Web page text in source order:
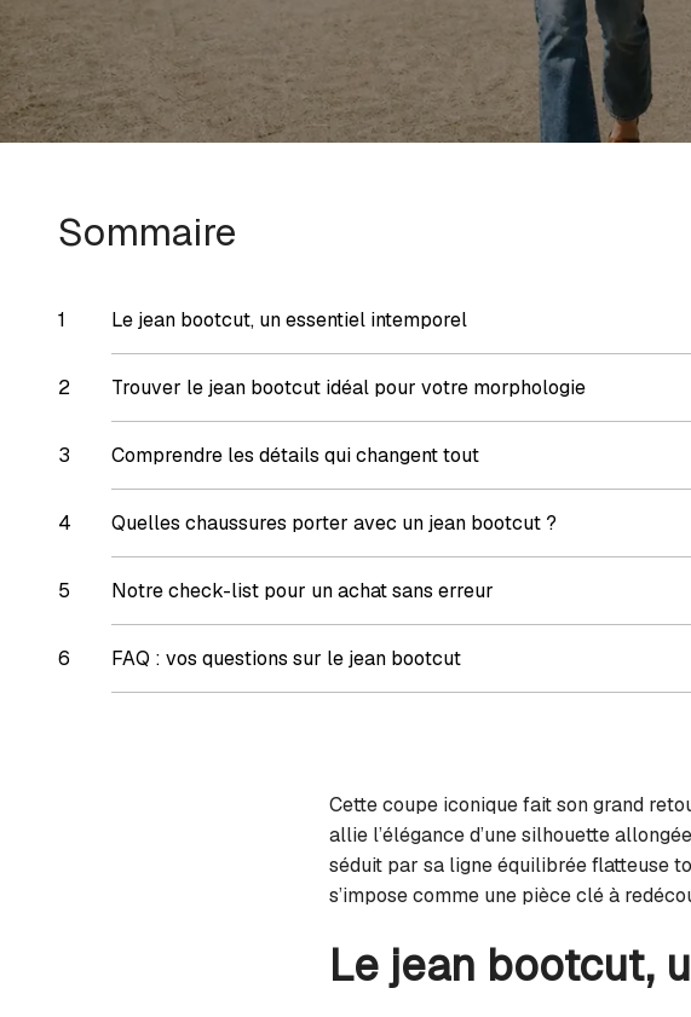
Sommaire
Le jean bootcut, un essentiel intemporel
Trouver le jean bootcut idéal pour votre morphologie
Comprendre les détails qui changent tout
Quelles chaussures porter avec un jean bootcut ?
Notre check-list pour un achat sans erreur
FAQ : vos questions sur le jean bootcut
Cette coupe iconique fait son grand
allie l’élégance d’une silhouette
séduit par sa ligne équilibrée flatteuse
s’impose comme une pièce clé à
Le jean bootcut,